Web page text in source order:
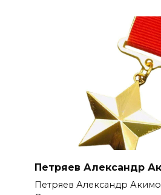
Петряев Александр
Петряев Александр